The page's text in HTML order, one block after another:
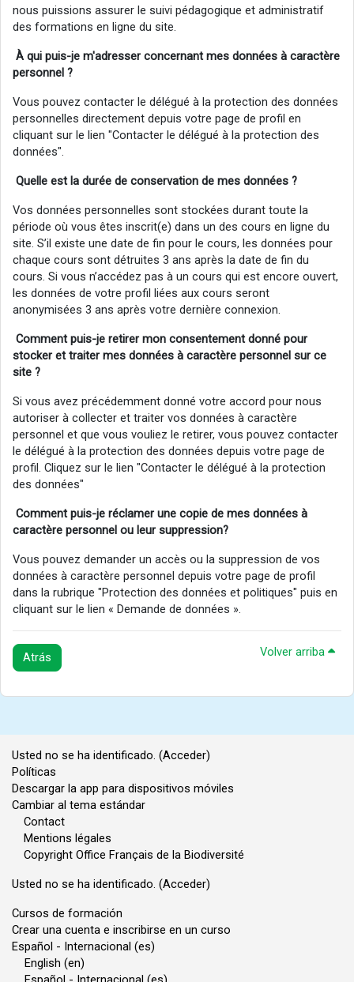
nous puissions assurer le suivi pédagogique et administratif
des formations en ligne du site.
À qui puis-je m'adresser concernant mes données à caractère
personnel ?
Vous pouvez contacter le délégué à la protection des données
personnelles directement depuis votre page de profil en
cliquant sur le lien "Contacter le délégué à la protection des
données".
Quelle est la durée de conservation de mes données ?
Vos données personnelles sont stockées durant toute la
période où vous êtes inscrit(e) dans un des cours en ligne du
site. S’il existe une date de fin pour le cours, les données pour
chaque cours sont détruites 3 ans après la date de fin du
cours. Si vous n’accédez pas à un cours qui est encore ouvert,
les données de votre profil liées aux cours seront
anonymisées 3 ans après votre dernière connexion.
Comment puis-je retirer mon consentement donné pour
stocker et traiter mes données à caractère personnel sur ce
site ?
Si vous avez précédemment donné votre accord pour nous
autoriser à collecter et traiter vos données à caractère
personnel et que vous vouliez le retirer, vous pouvez contacter
le délégué à la protection des données depuis votre page de
profil. Cliquez sur le lien "Contacter le délégué à la protection
des données"
Comment puis-je réclamerune copie de mes données à
caractère personnel ou leursuppression?
Vous pouvez demander un accès ou la suppression de vos
données à caractère personnel depuis votre page de profil
dans la rubrique "Protection des données et politiques" puis en
cliquant sur le lien « Demande de données ».
Atrás Volver arriba
Usted no se ha identificado. (Acceder)
Políticas
Descargar la app para dispositivos móviles
Cambiar al tema estándar
Contact
Mentions légales
Copyright Office Français de la Biodiversité
Usted no se ha identificado. (Acceder)
Cursos de formación
Crear una cuenta e inscribirse en un curso
Español - Internacional ‎(es)‎
English ‎(en)‎